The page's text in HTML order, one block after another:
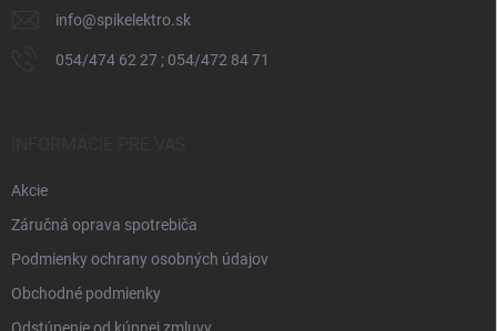
info@spikelektro.sk
054/474 62 27 ; 054/472 84 71
Akcie
Záručná oprava spotrebiča
Podmienky ochrany osobných údajov
Obchodné podmienky